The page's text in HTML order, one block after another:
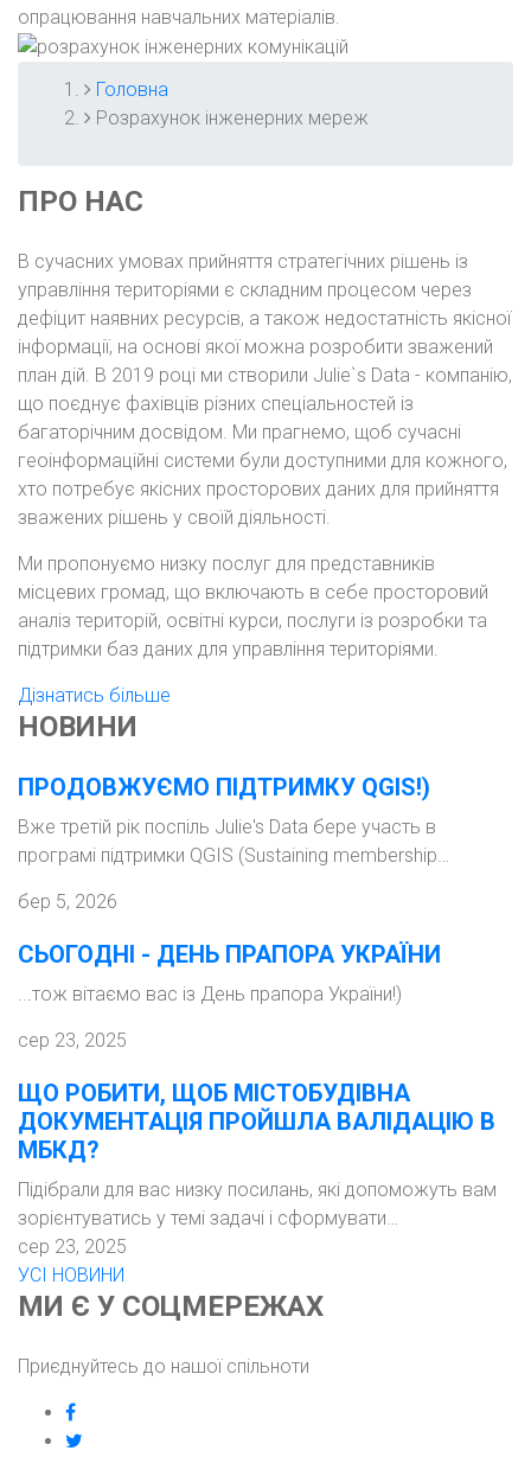
опрацювання навчальних матеріалів.
РЯДОК
Головна
Розрахунок інженерних мереж
ПРО НАС
В сучасних умовах прийняття стратегічних рішень із
управління територіями є складним процесом через
дефіцит наявних ресурсів, а також недостатність якісної
інформації, на основі якої можна розробити зважений
план дій. В 2019 році ми створили Julie`s Data - компанію,
що поєднує фахівців різних спеціальностей із
багаторічним досвідом. Ми прагнемо, щоб сучасні
геоінформаційні системи були доступними для кожного,
хто потребує якісних просторових даних для прийняття
зважених рішень у своїй діяльності.
Ми пропонуємо низку послуг для представників
місцевих громад, що включають в себе просторовий
аналіз територій, освітні курси, послуги із розробки та
підтримки баз даних для управління територіями.
Дізнатись більше
НОВИНИ
ПРОДОВЖУЄМО ПІДТРИМКУ QGIS!)
Вже третій рік поспіль Julie's Data бере участь в
програмі підтримки QGIS (Sustaining membership…
бер 5, 2026
СЬОГОДНІ - ДЕНЬ ПРАПОРА УКРАЇНИ
...тож вітаємо вас із День прапора України!)
сер 23, 2025
ЩО РОБИТИ, ЩОБ МІСТОБУДІВНА
ДОКУМЕНТАЦІЯ ПРОЙШЛА ВАЛІДАЦІЮ В
МБКД?
Підібрали для вас низку посилань, які допоможуть вам
зорієнтуватись у темі задачі і сформувати…
сер 23, 2025
УСІ НОВИНИ
МИ Є У СОЦМЕРЕЖАХ
Приєднуйтесь до нашої спільноти
facebook